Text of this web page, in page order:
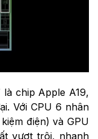
chip Apple A19,
Với CPU 6 nhân
điện) và GPU
vượt trội, nhanh